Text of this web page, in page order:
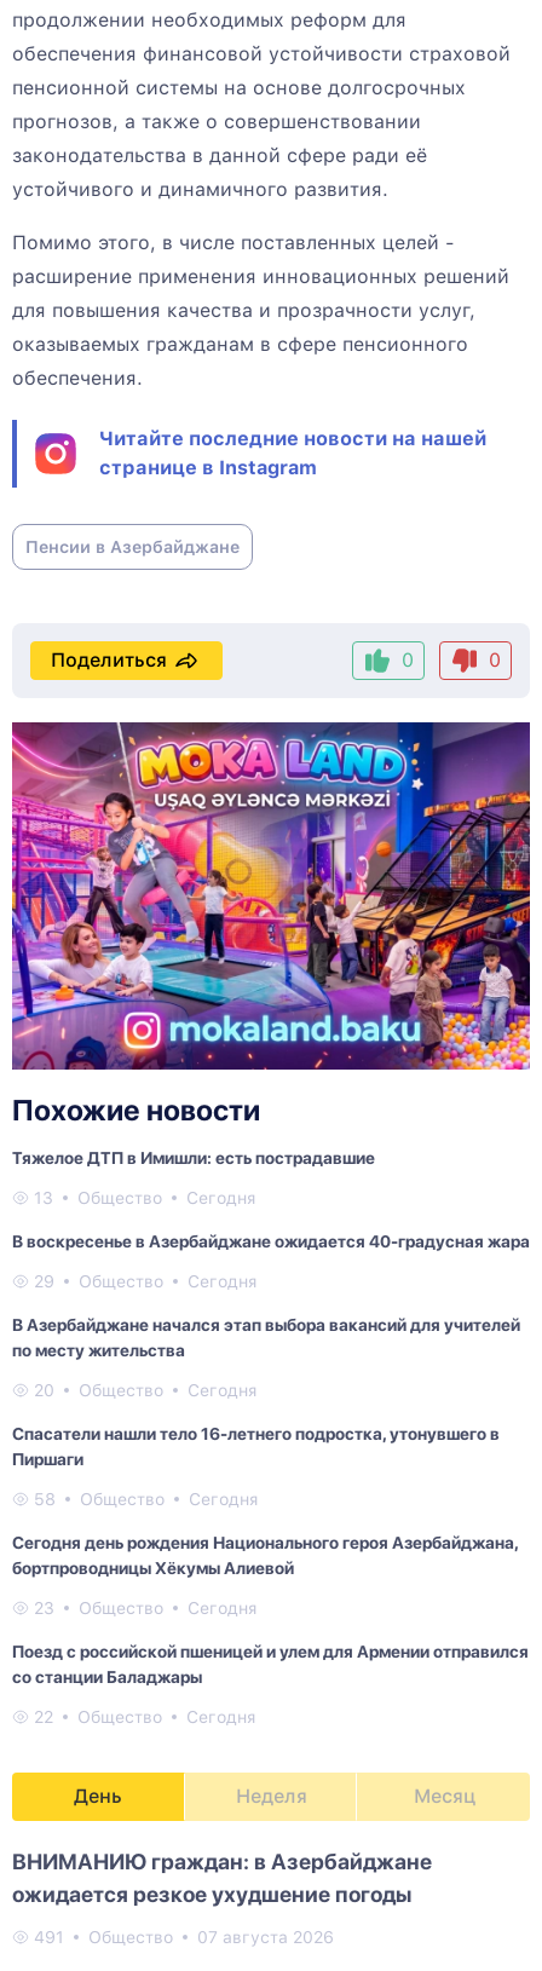
продолжении необходимых реформ для
обеспечения финансовой устойчивости страховой
пенсионной системы на основе долгосрочных
прогнозов, а также о совершенствовании
законодательства в данной сфере ради её
устойчивого и динамичного развития.
Помимо этого, в числе поставленных целей -
расширение применения инновационных решений
для повышения качества и прозрачности услуг,
оказываемых гражданам в сфере пенсионного
обеспечения.
Читайте последние новости на нашей
странице в Instagram
Пенсии в Азербайджане
0 0
Поделиться
Похожие новости
Тяжелое ДТП в Имишли: есть пострадавшие
13 Общество Сегодня
В воскресенье в Азербайджане ожидается 40-градусная жара
29 Общество Сегодня
В Азербайджане начался этап выбора вакансий для учителей
по месту жительства
20 Общество Сегодня
Спасатели нашли тело 16-летнего подростка, утонувшего в
Пиршаги
58 Общество Сегодня
Сегодня день рождения Национального героя Азербайджана,
бортпроводницы Хёкумы Алиевой
23 Общество Сегодня
Поезд с российской пшеницей и улем для Армении отправился
со станции Баладжары
22 Общество Сегодня
День Неделя Месяц
ВНИМАНИЮ граждан: в Азербайджане
ожидается резкое ухудшение погоды
491 Общество 07 августа 2026